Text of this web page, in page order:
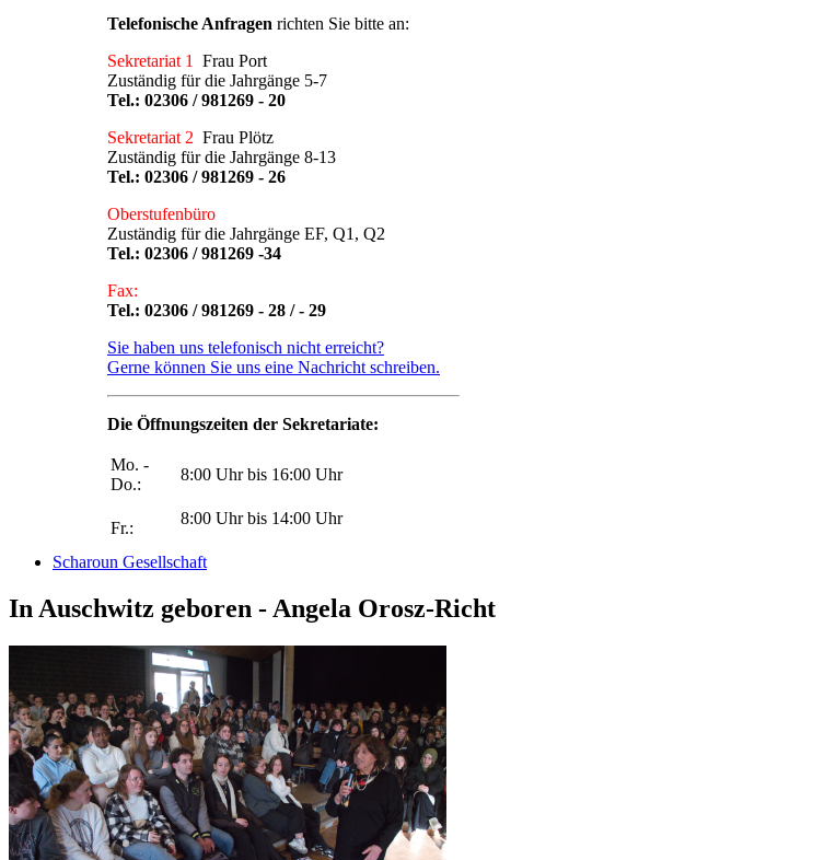
Telefonische Anfragen richten Sie bitte an:
Sekretariat 1 Frau Port
Zuständig für die Jahrgänge 5-7
Tel.: 02306 / 981269 - 20
Sekretariat 2 Frau Plötz
Zuständig für die Jahrgänge 8-13
Tel.: 02306 / 981269 - 26
Oberstufenbüro
Zuständig für die Jahrgänge EF, Q1, Q2
Tel.: 02306 / 981269 -34
Fax:
Tel.: 02306 / 981269 - 28 / - 29
Sie haben uns telefonisch nicht erreicht?
Gerne können Sie uns eine Nachricht schreiben.
Die Öffnungszeiten der Sekretariate:
Mo. -
Do.:
8:00 Uhr bis 16:00 Uhr
Fr.:
8:00 Uhr bis 14:00 Uhr
Scharoun Gesellschaft
In Auschwitz geboren - Angela Orosz-Richt